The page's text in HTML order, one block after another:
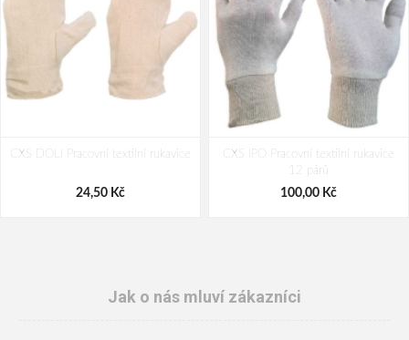
CXS DOLI Pracovní textilní rukavice
24,50 Kč
CXS IPO Pracovní textilní rukavice
12 párů
100,00 Kč
Jak o nás mluví zákazníci